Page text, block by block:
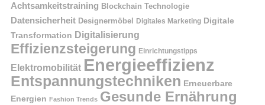
Achtsamkeitstraining Blockchain Technologie
Datensicherheit Designermöbel Digitales Marketing Digitale
Transformation Digitalisierung
Effizienzsteigerung Einrichtungstipps
Elektromobilität Energieeffizienz
Entspannungstechniken Erneuerbare
Energien Fashion Trends Gesunde Ernährung